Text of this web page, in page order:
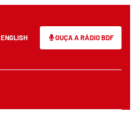
ENGLISH OUÇA A RÁDIO BDF